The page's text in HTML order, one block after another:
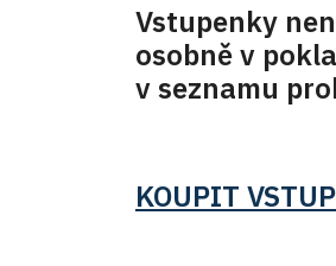
Vstupenky
osobně v
v seznamu
KOUPIT